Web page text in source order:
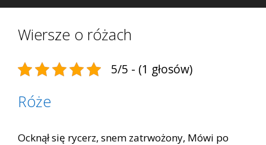
Wiersze o różach
5/5 - (1 głosów)
Róże
Ocknął się rycerz, snem zatrwożony, Mówi po